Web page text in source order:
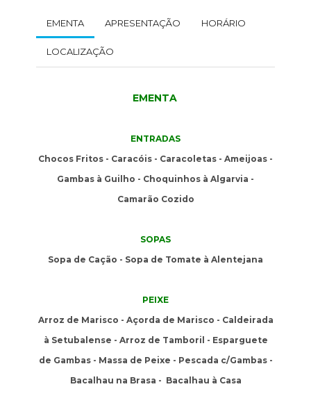
EMENTA APRESENTAÇÃO HORÁRIO
LOCALIZAÇÃO
EMENTA
ENTRADAS
Chocos Fritos - Caracóis - Caracoletas - Ameijoas -
Gambas à Guilho - Choquinhos à Algarvia -
Camarão Cozido
SOPAS
Sopa de Cação - Sopa de Tomate à Alentejana
PEIXE
Arroz de Marisco - Açorda de Marisco - Caldeirada
à Setubalense - Arroz de Tamboril - Esparguete
de Gambas - Massa de Peixe - Pescada c/Gambas -
Bacalhau na Brasa - Bacalhau à Casa